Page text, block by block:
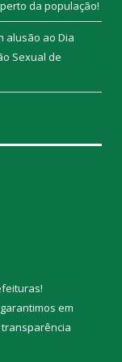
da população!
alusão ao Dia
Sexual de
!
em